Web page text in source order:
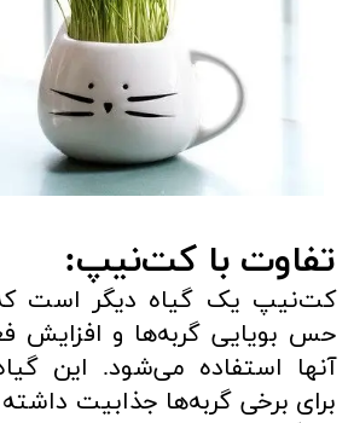
تفاوت با کت‌نیپ:
کت‌نیپ یک گیاه دیگر است
حس بویایی گربه‌ها و افزایش
آنها استفاده می‌شود. این
برای برخی گربه‌ها جذابیت